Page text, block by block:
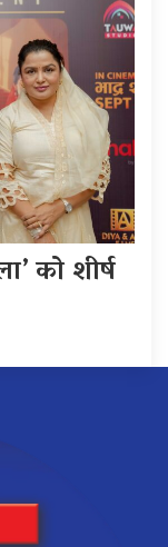
को शीर्ष